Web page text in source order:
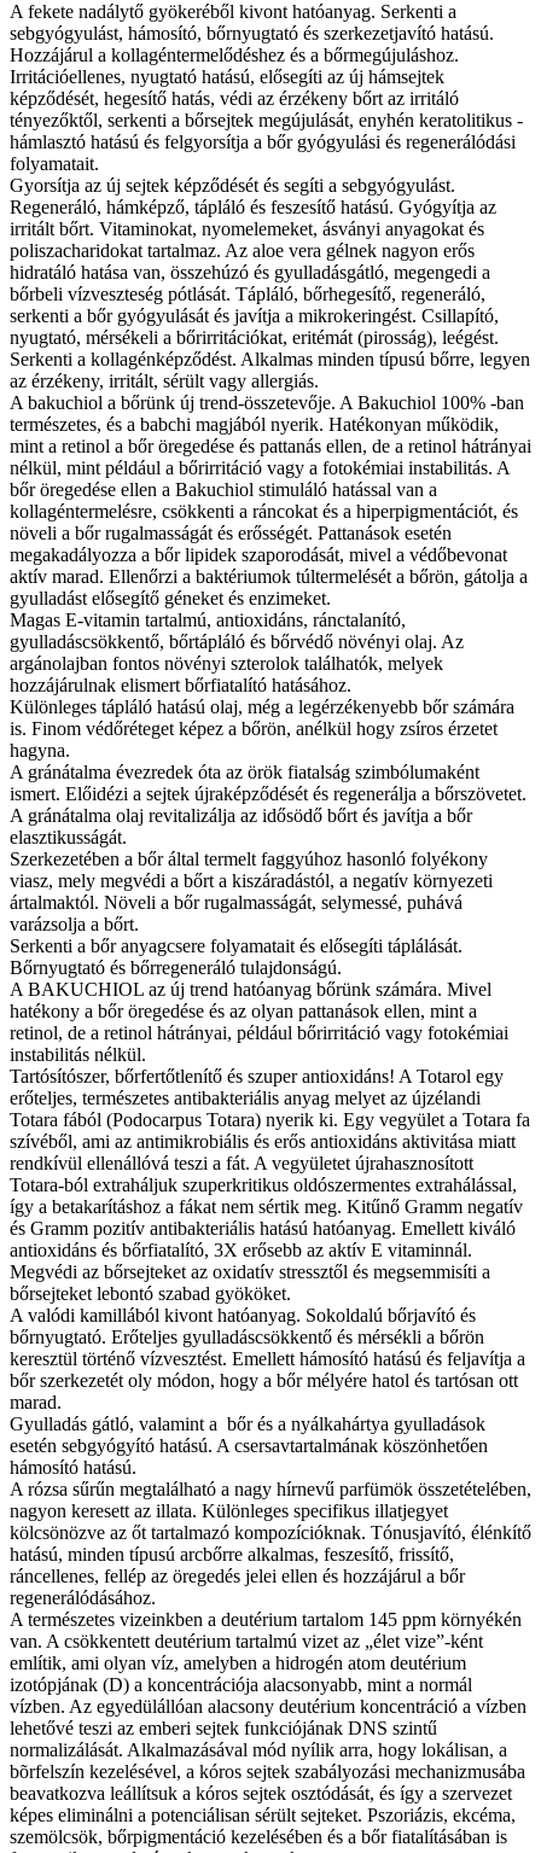
A fekete nadálytő gyökeréből kivont hatóanyag. Serkenti a
sebgyógyulást, hámosító, bőrnyugtató és szerkezetjavító hatású.
Hozzájárul a kollagéntermelődéshez és a bőrmegújuláshoz.
Irritációellenes, nyugtató hatású, elősegíti az új hámsejtek
képződését, hegesítő hatás, védi az érzékeny bőrt az irritáló
tényezőktől, serkenti a bőrsejtek megújulását, enyhén keratolitikus -
hámlasztó hatású és felgyorsítja a bőr gyógyulási és regenerálódási
folyamatait.
Gyorsítja az új sejtek képződését és segíti a sebgyógyulást.
Regeneráló, hámképző, tápláló és feszesítő hatású. Gyógyítja az
irritált bőrt. Vitaminokat, nyomelemeket, ásványi anyagokat és
poliszacharidokat tartalmaz. Az aloe vera gélnek nagyon erős
hidratáló hatása van, összehúzó és gyulladásgátló, megengedi a
bőrbeli vízveszteség pótlását. Tápláló, bőrhegesítő, regeneráló,
serkenti a bőr gyógyulását és javítja a mikrokeringést. Csillapító,
nyugtató, mérsékeli a bőrirritációkat, eritémát (pirosság), leégést.
Serkenti a kollagénképződést. Alkalmas minden típusú bőrre, legyen
az érzékeny, irritált, sérült vagy allergiás.
A bakuchiol a bőrünk új trend-összetevője. A Bakuchiol 100% -ban
természetes, és a babchi magjából nyerik. Hatékonyan működik,
mint a retinol a bőr öregedése és pattanás ellen, de a retinol hátrányai
nélkül, mint például a bőrirritáció vagy a fotokémiai instabilitás. A
bőr öregedése ellen a Bakuchiol stimuláló hatással van a
kollagéntermelésre, csökkenti a ráncokat és a hiperpigmentációt, és
növeli a bőr rugalmasságát és erősségét. Pattanások esetén
megakadályozza a bőr lipidek szaporodását, mivel a védőbevonat
aktív marad. Ellenőrzi a baktériumok túltermelését a bőrön, gátolja a
gyulladást elősegítő géneket és enzimeket.
Magas E-vitamin tartalmú, antioxidáns, ránctalanító,
gyulladáscsökkentő, bőrtápláló és bőrvédő növényi olaj. Az
argánolajban fontos növényi szterolok találhatók, melyek
hozzájárulnak elismert bőrfiatalító hatásához.
Különleges tápláló hatású olaj, még a legérzékenyebb bőr számára
is. Finom védőréteget képez a bőrön, anélkül hogy zsíros érzetet
hagyna.
A gránátalma évezredek óta az örök fiatalság szimbólumaként
ismert. Előidézi a sejtek újraképződését és regenerálja a bőrszövetet.
A gránátalma olaj revitalizálja az idősödő bőrt és javítja a bőr
elasztikusságát.
Szerkezetében a bőr által termelt faggyúhoz hasonló folyékony
viasz, mely megvédi a bőrt a kiszáradástól, a negatív környezeti
ártalmaktól. Növeli a bőr rugalmasságát, selymessé, puhává
varázsolja a bőrt.
Serkenti a bőr anyagcsere folyamatait és elősegíti táplálását.
Bőrnyugtató és bőrregeneráló tulajdonságú.
A BAKUCHIOL az új trend hatóanyag bőrünk számára. Mivel
hatékony a bőr öregedése és az olyan pattanások ellen, mint a
retinol, de a retinol hátrányai, például bőrirritáció vagy fotokémiai
instabilitás nélkül.
Tartósítószer, bőrfertőtlenítő és szuper antioxidáns! A Totarol egy
erőteljes, természetes antibakteriális anyag melyet az újzélandi
Totara fából (Podocarpus Totara) nyerik ki. Egy vegyület a Totara fa
szívéből, ami az antimikrobiális és erős antioxidáns aktivitása miatt
rendkívül ellenállóvá teszi a fát. A vegyületet újrahasznosított
Totara-ból extraháljuk szuperkritikus oldószermentes extrahálással,
így a betakarításhoz a fákat nem sértik meg. Kitűnő Gramm negatív
és Gramm pozitív antibakteriális hatású hatóanyag. Emellett kiváló
antioxidáns és bőrfiatalító, 3X erősebb az aktív E vitaminnál.
Megvédi az bőrsejteket az oxidatív stressztől és megsemmisíti a
bőrsejteket lebontó szabad gyököket.
A valódi kamillából kivont hatóanyag. Sokoldalú bőrjavító és
bőrnyugtató. Erőteljes gyulladáscsökkentő és mérsékli a bőrön
keresztül történő vízvesztést. Emellett hámosító hatású és feljavítja a
bőr szerkezetét oly módon, hogy a bőr mélyére hatol és tartósan ott
marad.
Gyulladás gátló, valamint a bőr és a nyálkahártya gyulladások
esetén sebgyógyító hatású. A csersavtartalmának köszönhetően
hámosító hatású.
A rózsa sűrűn megtalálható a nagy hírnevű parfümök összetételében,
nagyon keresett az illata. Különleges specifikus illatjegyet
kölcsönözve az őt tartalmazó kompozícióknak. Tónusjavító, élénkítő
hatású, minden típusú arcbőrre alkalmas, feszesítő, frissítő,
ráncellenes, fellép az öregedés jelei ellen és hozzájárul a bőr
regenerálódásához.
A természetes vizeinkben a deutérium tartalom 145 ppm környékén
van. A csökkentett deutérium tartalmú vizet az „élet vize”-ként
említik, ami olyan víz, amelyben a hidrogén atom deutérium
izotópjának (D) a koncentrációja alacsonyabb, mint a normál
vízben. Az egyedülállóan alacsony deutérium koncentráció a vízben
lehetővé teszi az emberi sejtek funkciójának DNS szintű
normalizálását. Alkalmazásával mód nyílik arra, hogy lokálisan, a
bõrfelszín kezelésével, a kóros sejtek szabályozási mechanizmusába
beavatkozva leállítsuk a kóros sejtek osztódását, és így a szervezet
képes eliminálni a potenciálisan sérült sejteket. Pszoriázis, ekcéma,
szemölcsök, bőrpigmentáció kezelésében és a bőr fiatalításában is